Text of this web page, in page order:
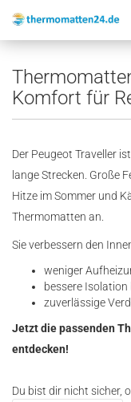
Komfort für
Der Peugeot Traveller
lange Strecken. Große
Hitze im Sommer und
Thermomatten an.
Sie verbessern den
weniger
bessere Isolation
zuverlässige
Jetzt die passenden
entdecken!
Du bist dir nicht sicher,